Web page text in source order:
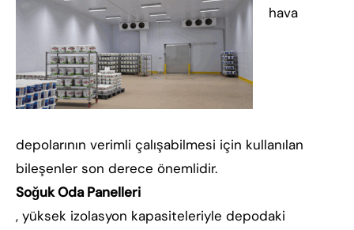
hava
depolarının verimli çalışabilmesi için kullanılan
bileşenler son derece önemlidir.
Soğuk Oda Panelleri
, yüksek izolasyon kapasiteleriyle depodaki